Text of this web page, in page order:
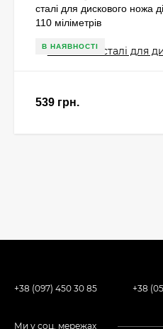
сталі для дискового ножа
110 міліметрів
В НАЯВНОСТІ
539 грн.
+38 (097) 450 30 85 +38
Ми у соц. мережах